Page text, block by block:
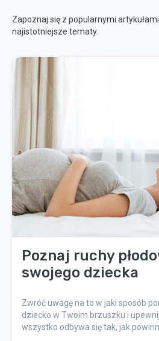
Zapoznaj się z popularnymi
najistotniejsze tematy.
Poznaj ruchy
swojego dziecka
Zwróć uwagę na to w jaki sposób
dziecko w Twoim brzuszku i
wszystko odbywa się tak, jak